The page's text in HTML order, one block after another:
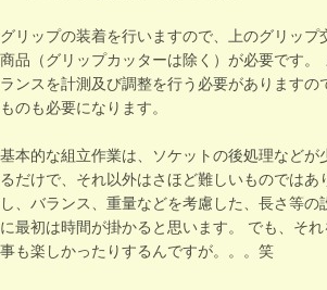
グリップの装着を行いますので、上のグリップ
商品（グリップカッターは除く）が必要です。
ランスを計測及び調整を行う必要がありますの
ものも必要になります。
基本的な組立作業は、ソケットの後処理などが
るだけで、それ以外はさほど難しいものではあ
し、バランス、重量などを考慮した、長さ等の
に最初は時間が掛かると思います。 でも、そ
事も楽しかったりするんですが。。。笑